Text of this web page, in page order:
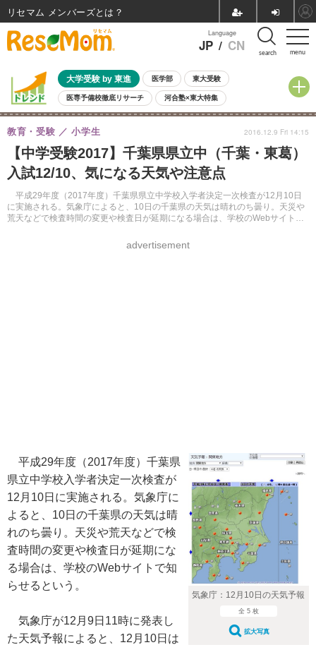
menu
Language
JP / CN search
大学受験 by 東進 医学部 東大受験
医専予備校徹底リサーチ 河合塾×東大特集
親子で考える大学選び 高校受験 中学受験 小学校受験
共通テスト 夏休み
8月開催イベント・WS 全国公立高校 過去問 人気記事
自由研究教材（小学生向け） 自由研究教材（中学生向け）
【中学受験2017】千葉県県立中（千葉・東葛）
入試12/10、気になる天気や注意点
平成29年度（2017年度）千葉県県立中学校入学者決定一次検査が12月10日
に実施される。気象庁によると、10日の千葉県の天気は晴れのち曇り。天災や
荒天などで検査時間の変更や検査日が延期になる場合は、学校のWebサイトで
教育・受験 小学生
advertisement
2016.12.9 Fri 14:15
気象庁：12月10日の天気予報
全 5 枚
拡大写真
平成29年度（2017年度）千葉県
県立中学校入学者決定一次検査が
12月10日に実施される。気象庁に
よると、10日の千葉県の天気は晴
れのち曇り。天災や荒天などで検
査時間の変更や検査日が延期にな
る場合は、学校のWebサイトで知
らせるという。
気象庁が12月9日11時に発表し
た天気予報によると、12月10日は
リセマム メンバーズ